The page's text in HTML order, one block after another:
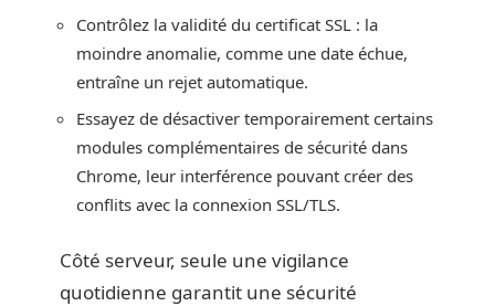
Contrôlez la validité du certificat SSL : la
moindre anomalie, comme une date échue,
entraîne un rejet automatique.
Essayez de désactiver temporairement certains
modules complémentaires de sécurité dans
Chrome, leur interférence pouvant créer des
conflits avec la connexion SSL/TLS.
Côté serveur, seule une vigilance
quotidienne garantit une sécurité